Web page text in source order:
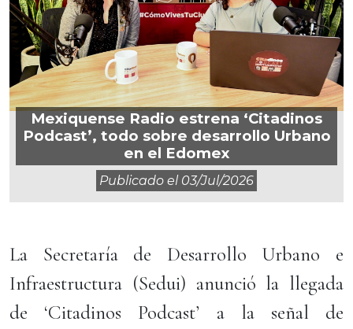
Mexiquense Radio estrena ‘Citadinos
Podcast’, todo sobre desarrollo Urbano
en el Edomex
Publicado el 03/jul/2026
La Secretaría de Desarrollo Urbano e
Infraestructura (Sedui) anunció la llegada
de ‘Citadinos Podcast’ a la señal de